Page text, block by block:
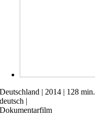
Deutschland | 2014 | 128 min.
deutsch |
Dokumentarfilm